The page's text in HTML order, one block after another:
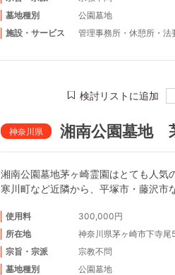
墓地種別
公園墓地
施設・サービス
管理事務所 ・休憩所 ・法
検討リストに追加
神奈川県 湘南公園墓地
湘南公園墓地茅ヶ崎霊園はとても人気
寒川町など近隣から、平塚市・藤沢市
使用料
300,000円
所在地
神奈川県茅ヶ崎市下寺尾
宗旨・宗派
宗教不問
墓地種別
公園墓地